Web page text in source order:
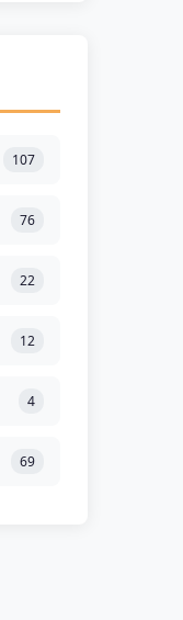
107
76
22
12
4
69